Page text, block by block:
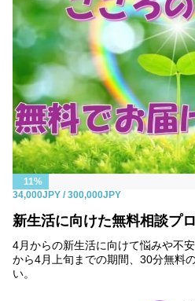
11%
34,000JPY / 300,000JPY
新生活に向けた無料相談プ
4月からの新生活に向けて悩みや不
から4月上旬までの期間、30分無料
い。